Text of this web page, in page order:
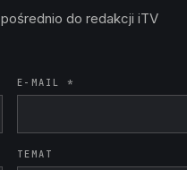
do redakcji iTV
E-MAIL *
TEMAT